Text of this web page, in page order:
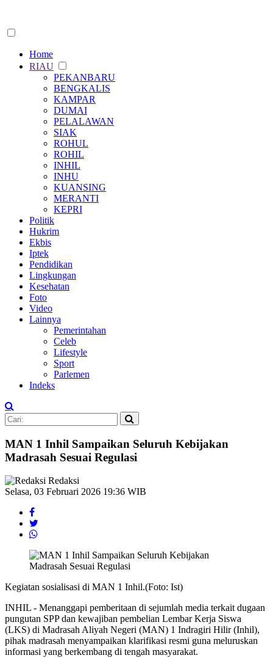
Home
RIAU
PEKANBARU
BENGKALIS
KAMPAR
DUMAI
PELALAWAN
SIAK
ROHUL
ROHIL
INHIL
INHU
KUANSING
MERANTI
KEPRI
Politik
Hukrim
Ekbis
Iptek
Pendidikan
Lingkungan
Kesehatan
Foto
Video
Lainnya
Pemerintahan
Celeb
Lifestyle
Sport
Parlemen
Indeks
MAN 1 Inhil Sampaikan Seluruh Kebijakan
Madrasah Sesuai Regulasi
Redaksi
Selasa, 03 Februari 2026 19:36 WIB
Kegiatan sosialisasi di MAN 1 Inhil.(Foto: Ist)
INHIL - Menanggapi pemberitaan di sejumlah media terkait dugaan
pungutan SPP dan kewajiban pembelian Lembar Kerja Siswa
(LKS) di Madrasah Aliyah Negeri (MAN) 1 Indragiri Hilir (Inhil),
pihak madrasah menyampaikan klarifikasi resmi guna meluruskan
informasi yang berkembang di tengah masyarakat.